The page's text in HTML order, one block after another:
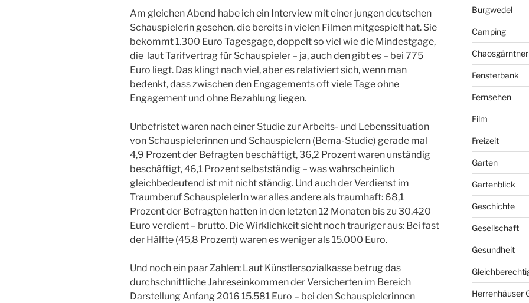
Am gleichen Abend habe ich ein Interview mit einer jungen deutschen
Schauspielerin gesehen, die bereits in vielen Filmen mitgespielt hat. Sie
bekommt 1.300 Euro Tagesgage, doppelt so viel wie die Mindestgage,
die laut Tarifvertrag für Schauspieler – ja, auch den gibt es – bei 775
Euro liegt. Das klingt nach viel, aber es relativiert sich, wenn man
bedenkt, dass zwischen den Engagements oft viele Tage ohne
Engagement und ohne Bezahlung liegen.
Unbefristet waren nach einer Studie zur Arbeits- und Lebenssituation
von Schauspielerinnen und Schauspielern (Bema-Studie) gerade mal
4,9 Prozent der Befragten beschäftigt, 36,2 Prozent waren unständig
beschäftigt, 46,1 Prozent selbstständig – was wahrscheinlich
gleichbedeutend ist mit nicht ständig. Und auch der Verdienst im
Traumberuf SchauspielerIn war alles andere als traumhaft: 68,1
Prozent der Befragten hatten in den letzten 12 Monaten bis zu 30.420
Euro verdient – brutto. Die Wirklichkeit sieht noch trauriger aus: Bei fast
der Hälfte (45,8 Prozent) waren es weniger als 15.000 Euro.
Und noch ein paar Zahlen: Laut Künstlersozialkasse betrug das
durchschnittliche Jahreseinkommen der Versicherten im Bereich
Darstellung Anfang 2016 15.581 Euro – bei den Schauspielerinnen
Burgwedel
Camping
Fensterbank
Fernsehen
Film
Freizeit
Garten
Gartenblick
Geschichte
Gesellschaft
Gesundheit
Herrenhäuser